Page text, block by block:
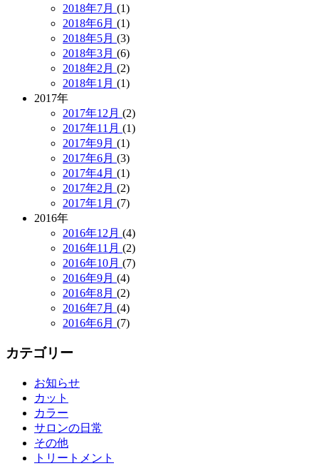
2018年7月 (1)
2018年6月 (1)
2018年5月 (3)
2018年3月 (6)
2018年2月 (2)
2018年1月 (1)
2017年
2017年12月 (2)
2017年11月 (1)
2017年9月 (1)
2017年6月 (3)
2017年4月 (1)
2017年2月 (2)
2017年1月 (7)
2016年
2016年12月 (4)
2016年11月 (2)
2016年10月 (7)
2016年9月 (4)
2016年8月 (2)
2016年7月 (4)
2016年6月 (7)
カテゴリー
お知らせ
カット
カラー
サロンの日常
その他
トリートメント